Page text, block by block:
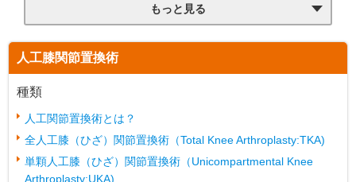
もっと見る
人工膝関節置換術
種類
人工関節置換術とは？
全人工膝（ひざ）関節置換術（Total Knee Arthroplasty:TKA)
単顆人工膝（ひざ）関節置換術（Unicompartmental Knee
Arthroplasty:UKA)